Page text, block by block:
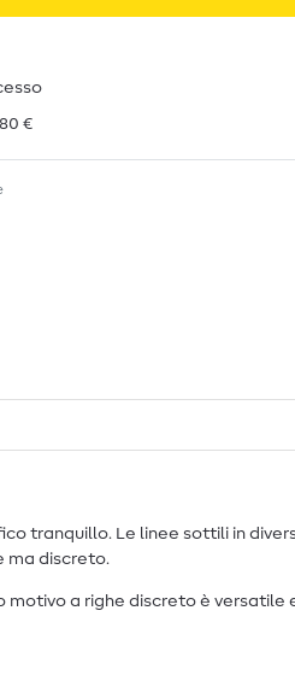
€
tranquillo. Le linee sottili in
ma discreto.
a righe discreto è versatile